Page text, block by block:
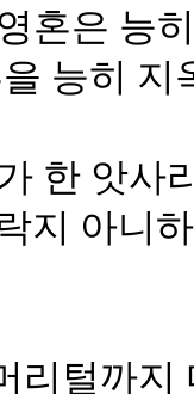
혼은 능
능히
한 앗사
지 아니
리털까